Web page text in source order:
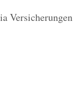
Versicherungen